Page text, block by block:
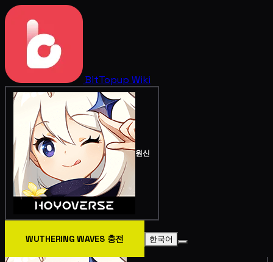
BitTopup Wiki
원신
WUTHERING WAVES 충전 한국어